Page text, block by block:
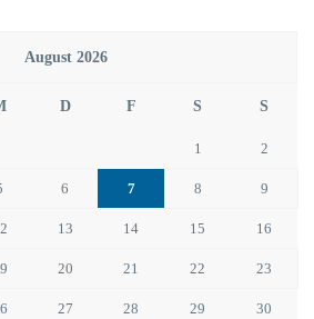
August 2026
D F S S
1 2
6 7 8 9
13 14 15 16
20 21 22 23
27 28 29 30